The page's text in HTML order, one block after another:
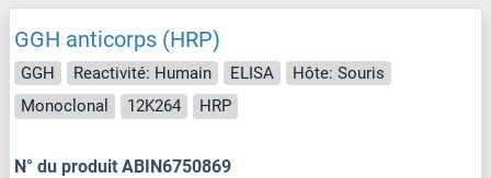
GGH anticorps (HRP)
GGH Reactivité: Humain ELISA
Hôte: Souris
Monoclonal
12K264 HRP
N° du produit ABIN6750869